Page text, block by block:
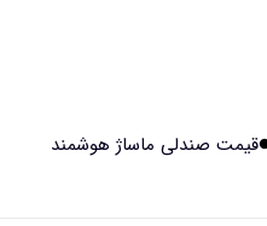
قیمت صندلی ماساژ هوشمند